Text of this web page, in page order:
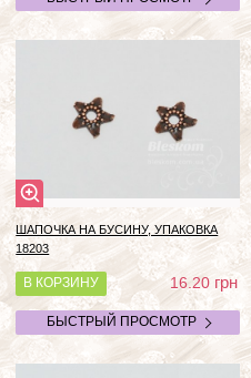
ШАПОЧКА НА БУСИНУ, УПАКОВКА
18203
В КОРЗИНУ 16.20грн
БЫСТРЫЙ ПРОСМОТР